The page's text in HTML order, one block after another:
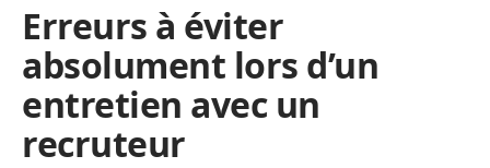
Erreurs à éviter
absolument lors d’un
entretien avec un
recruteur